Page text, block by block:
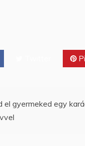
el gyermeked egy